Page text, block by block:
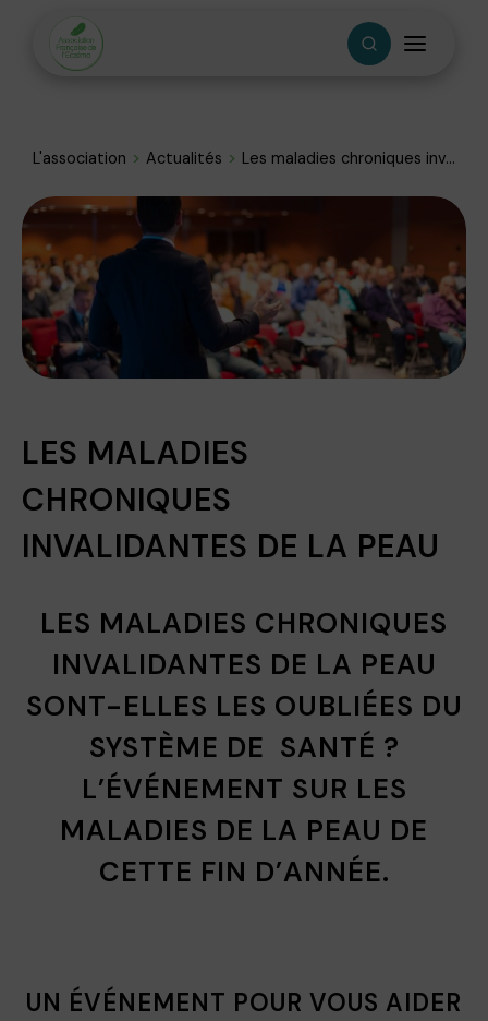
L'association Actualités Les maladies chroniques inv...
LES MALADIES
CHRONIQUES
INVALIDANTES DE LA PEAU
LES MALADIES CHRONIQUES
INVALIDANTES DE LA PEAU
SONT-ELLES LES OUBLIÉES DU
SYSTÈME DE SANTÉ ?
L’ÉVÉNEMENT SUR LES
MALADIES DE LA PEAU DE
CETTE FIN D’ANNÉE.
UN ÉVÉNEMENT POUR VOUS AIDER